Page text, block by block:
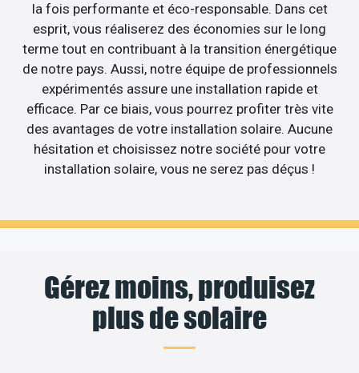
la fois performante et éco-responsable. Dans cet
esprit, vous réaliserez des économies sur le long
terme tout en contribuant à la transition énergétique
de notre pays. Aussi, notre équipe de professionnels
expérimentés assure une installation rapide et
efficace. Par ce biais, vous pourrez profiter très vite
des avantages de votre installation solaire. Aucune
hésitation et choisissez notre société pour votre
installation solaire, vous ne serez pas déçus !
Gérez moins, produisez
plus de solaire